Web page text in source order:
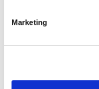
Marketing
PAS DE